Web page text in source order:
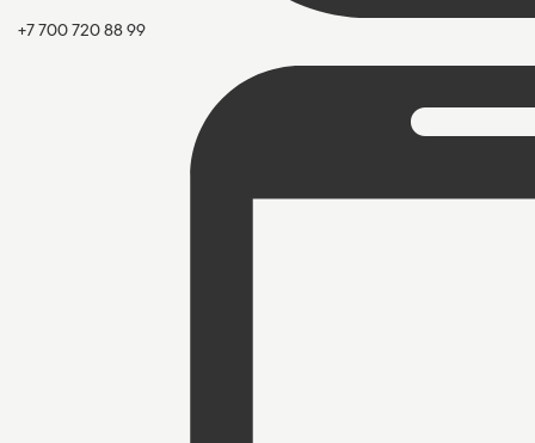
+7 700 720 88 99